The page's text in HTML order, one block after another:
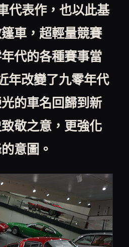
代表作，也以此基
車，超輕量競賽
代的各種賽事當
年改變了九零年代
的車名回歸到新
敬之意，更強化
意圖。